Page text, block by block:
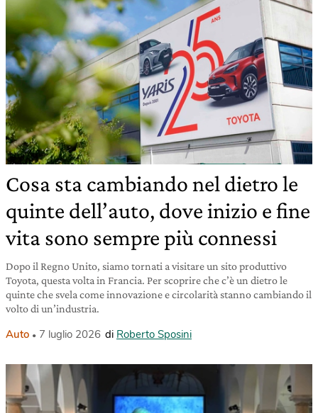
Cosa sta cambiando nel dietro le
quinte dell’auto, dove inizio e fine
vita sono sempre più connessi
Toyota, questa volta in Francia. Per scoprire che c’è un dietro le
quinte che svela come innovazione e circolarità stanno cambiando il
volto di un’industria.